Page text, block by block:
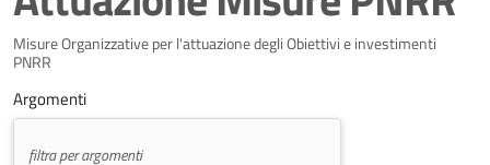
Misure Organizzative per l'attuazione degli Obiettivi e investimenti
PNRR
Argomenti